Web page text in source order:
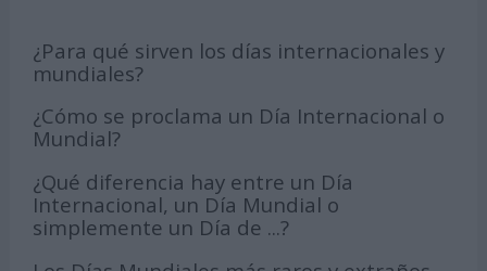
¿Para qué sirven los días internacionales y
mundiales?
¿Cómo se proclama un Día Internacional o
Mundial?
¿Qué diferencia hay entre un Día
Internacional, un Día Mundial o
simplemente un Día de ...?